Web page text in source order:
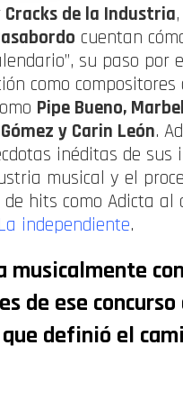
Cracks de la Industria,
cuentan
su paso por
como compositores
Pipe Bueno,
y Carin León.
inéditas de sus
musical y el
hits como Adicta al
La independiente.
musicalmente con
de ese concurso
definió el